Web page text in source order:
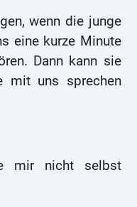
wenn die junge
eine kurze Minute
Dann kann sie
mit uns sprechen
mir nicht selbst